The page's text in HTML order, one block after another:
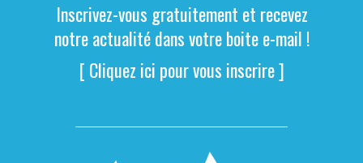
Inscrivez-vous gratuitement et recevez
notre actualité dans votre boite e-mail !
[ Cliquez ici pour vous inscrire ]